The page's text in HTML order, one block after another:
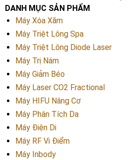
DANH MỤC SẢN PHẨM
Máy Xóa Xăm
Máy Triệt Lông Spa
Máy Triệt Lông Diode Laser
Máy Trị Nám
Máy Giảm Béo
Máy Laser CO2 Fractional
Máy HIFU Nâng Cơ
Máy Phân Tích Da
Máy Điện Di
Máy RF Vi Điểm
Máy Inbody